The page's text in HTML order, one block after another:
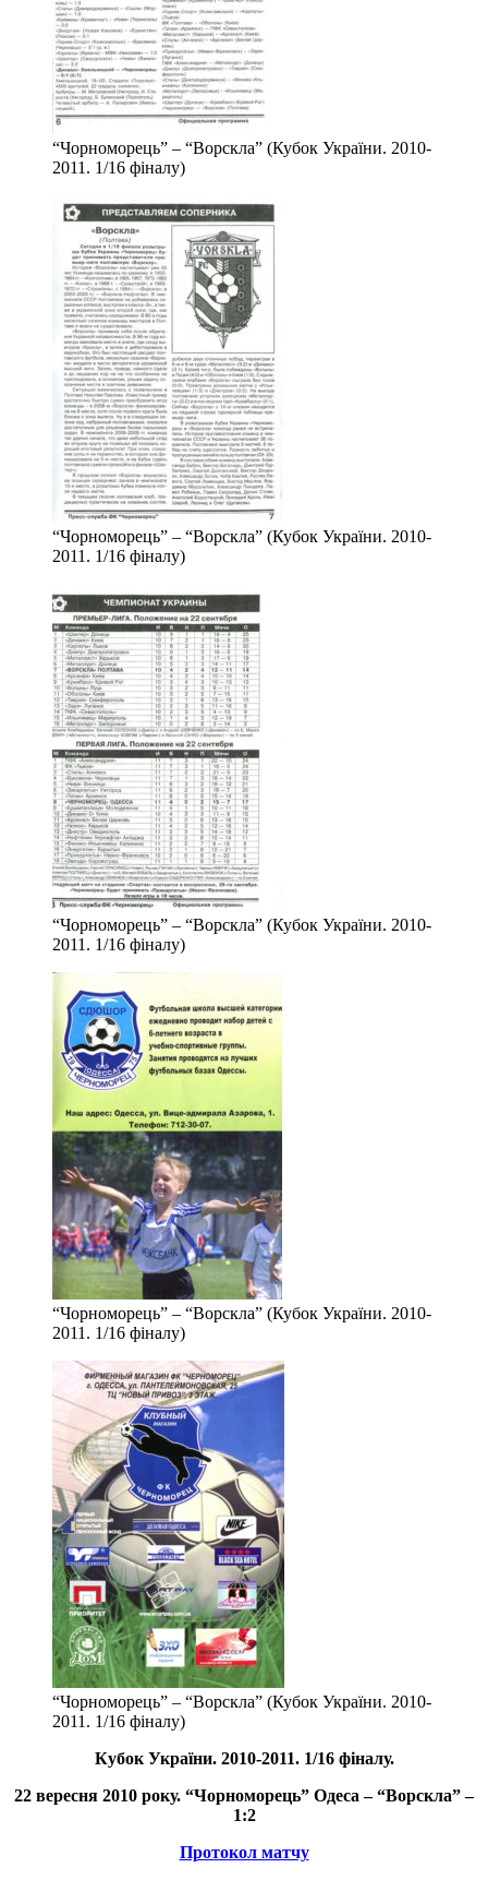
“Чорноморець” – “Ворскла” (Кубок України. 2010-
2011. 1/16 фіналу)
“Чорноморець” – “Ворскла” (Кубок України. 2010-
2011. 1/16 фіналу)
“Чорноморець” – “Ворскла” (Кубок України. 2010-
2011. 1/16 фіналу)
“Чорноморець” – “Ворскла” (Кубок України. 2010-
2011. 1/16 фіналу)
“Чорноморець” – “Ворскла” (Кубок України. 2010-
2011. 1/16 фіналу)
Кубок України. 2010-2011. 1/16 фіналу.
22 вересня 2010 року. “Чорноморець” Одеса – “Ворскла” –
1:2
Протокол матчу